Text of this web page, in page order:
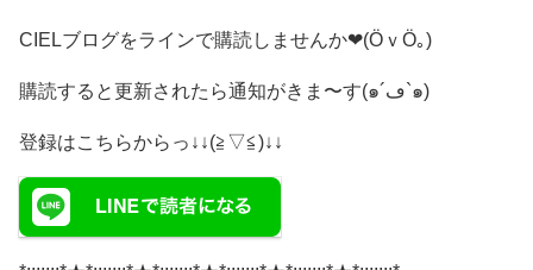
CIELブログをラインで購読しませんか❤(ӦｖӦ｡)
購読すると更新されたら通知がきま〜す(๑´ڡ`๑)
登録はこちらからっ↓↓(≧▽≦)↓↓